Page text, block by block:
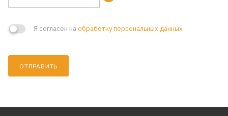
Я согласен наобработку персональных данных
ОТПРАВИТЬ